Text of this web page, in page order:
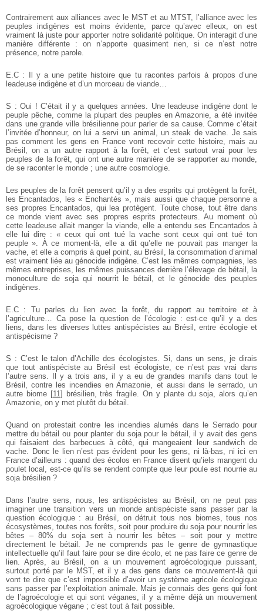
Contrairement aux alliances avec le MST et au MTST, l’alliance avec les
peuples indigènes est moins évidente, parce qu’avec elleux, on est
vraiment là juste pour apporter notre solidarité politique. On interagit d’une
manière différente : on n’apporte quasiment rien, si ce n’est notre
présence, notre parole.
E.C : Il y a une petite histoire que tu racontes parfois à propos d’une
leadeuse indigène et d’un morceau de viande…
S : Oui ! C’était il y a quelques années. Une leadeuse indigène dont le
peuple pêche, comme la plupart des peuples en Amazonie, a été invitée
dans une grande ville brésilienne pour parler de sa cause. Comme c’était
l’invitée d’honneur, on lui a servi un animal, un steak de vache. Je sais
pas comment les gens en France vont recevoir cette histoire, mais au
Brésil, on a un autre rapport à la forêt, et c’est surtout vrai pour les
peuples de la forêt, qui ont une autre manière de se rapporter au monde,
de se raconter le monde ; une autre cosmologie.
Les peuples de la forêt pensent qu’il y a des esprits qui protègent la forêt,
les Encantados, les « Enchantés », mais aussi que chaque personne a
ses propres Encantados, qui lea protègent. Toute chose, tout être dans
ce monde vient avec ses propres esprits protecteurs. Au moment où
cette leadeuse allait manger la viande, elle a entendu ses Encantados à
elle lui dire : « ceux qui ont tué la vache sont ceux qui ont tué ton
peuple ». À ce moment-là, elle a dit qu’elle ne pouvait pas manger la
vache, et elle a compris à quel point, au Brésil, la consommation d’animal
est vraiment liée au génocide indigène. C’est les mêmes compagnies, les
mêmes entreprises, les mêmes puissances derrière l’élevage de bétail, la
monoculture de soja qui nourrit le bétail, et le génocide des peuples
indigènes.
E.C : Tu parles du lien avec la forêt, du rapport au territoire et à
l’agriculture… Ca pose la question de l’écologie : est-ce qu’il y a des
liens, dans les diverses luttes antispécistes au Brésil, entre écologie et
antispécisme ?
S : C’est le talon d’Achille des écologistes. Si, dans un sens, je dirais
que tout antispéciste au Brésil est écologiste, ce n’est pas vrai dans
l’autre sens. Il y a trois ans, il y a eu de grandes manifs dans tout le
Brésil, contre les incendies en Amazonie, et aussi dans le serrado, un
autre biome[11]
brésilien, très fragile. On y plante du soja, alors qu’en
Amazonie, on y met plutôt du bétail.
Quand on protestait contre les incendies alumés dans le Serrado pour
mettre du bétail ou pour planter du soja pour le bétail, il y avait des gens
qui faisaient des barbecues à côté, qui mangeaient leur sandwich de
vache. Donc le lien n’est pas évident pour les gens, ni là-bas, ni ici en
France d’ailleurs : quand des écolos en France disent qu’iels mangent du
poulet local, est-ce qu’ils se rendent compte que leur poule est nourrie au
soja brésilien ?
Dans l’autre sens, nous, les antispécistes au Brésil, on ne peut pas
imaginer une transition vers un monde antispéciste sans passer par la
question écologique : au Brésil, on détruit tous nos biomes, tous nos
écosystèmes, toutes nos forêts, soit pour produire du soja pour nourrir les
bêtes – 80% du soja sert à nourrir les bêtes – soit pour y mettre
directement le bétail. Je ne comprends pas le genre de gymnastique
intellectuelle qu’il faut faire pour se dire écolo, et ne pas faire ce genre de
lien. Après, au Brésil, on a un mouvement agroécologique puissant,
surtout porté par le MST, et il y a des gens dans ce mouvement-là qui
vont te dire que c’est impossible d’avoir un système agricole écologique
sans passer par l’exploitation animale. Mais je connais des gens qui font
de l’agroécologie et qui sont véganes, il y a même déjà un mouvement
agroécologique végane ; c’est tout à fait possible.